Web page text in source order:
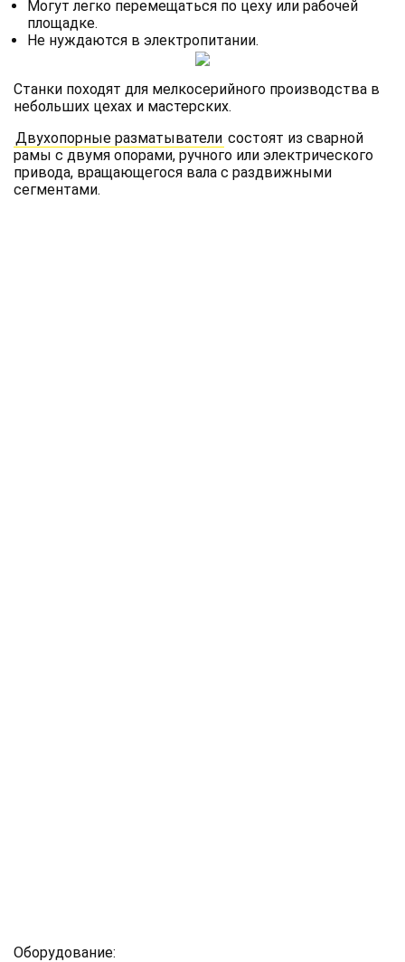
Могут легко перемещаться по цеху или рабочей
площадке.
Не нуждаются в электропитании.
Станки походят для мелкосерийного производства в
небольших цехах и мастерских.
Двухопорные разматыватели состоят из сварной
рамы с двумя опорами, ручного или электрического
привода, вращающегося вала с раздвижными
сегментами.
Оборудование: